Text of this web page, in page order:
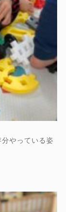
やっている姿